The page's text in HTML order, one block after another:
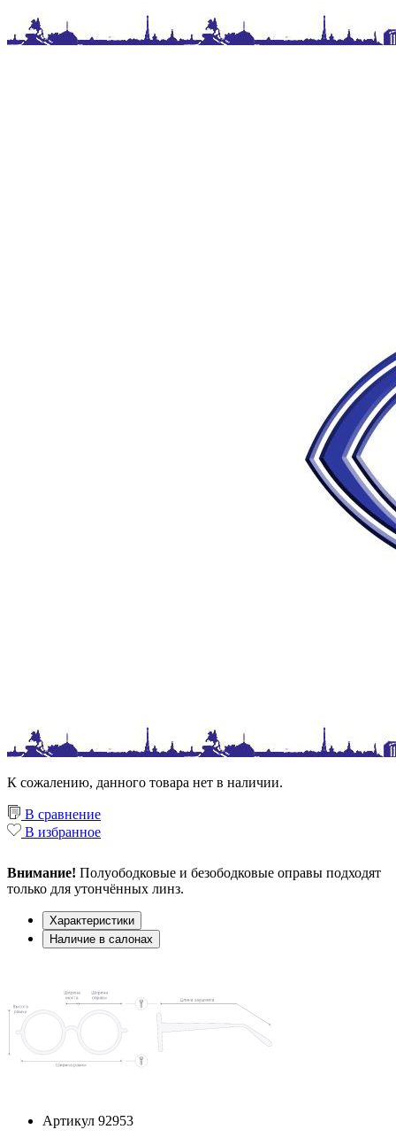
К сожалению, данного товара нет в наличии.
В сравнение
В избранное
Внимание! Полуободковые и безободковые оправы подходят
только для утончённых линз.
Характеристики
Наличие в салонах
Артикул 92953